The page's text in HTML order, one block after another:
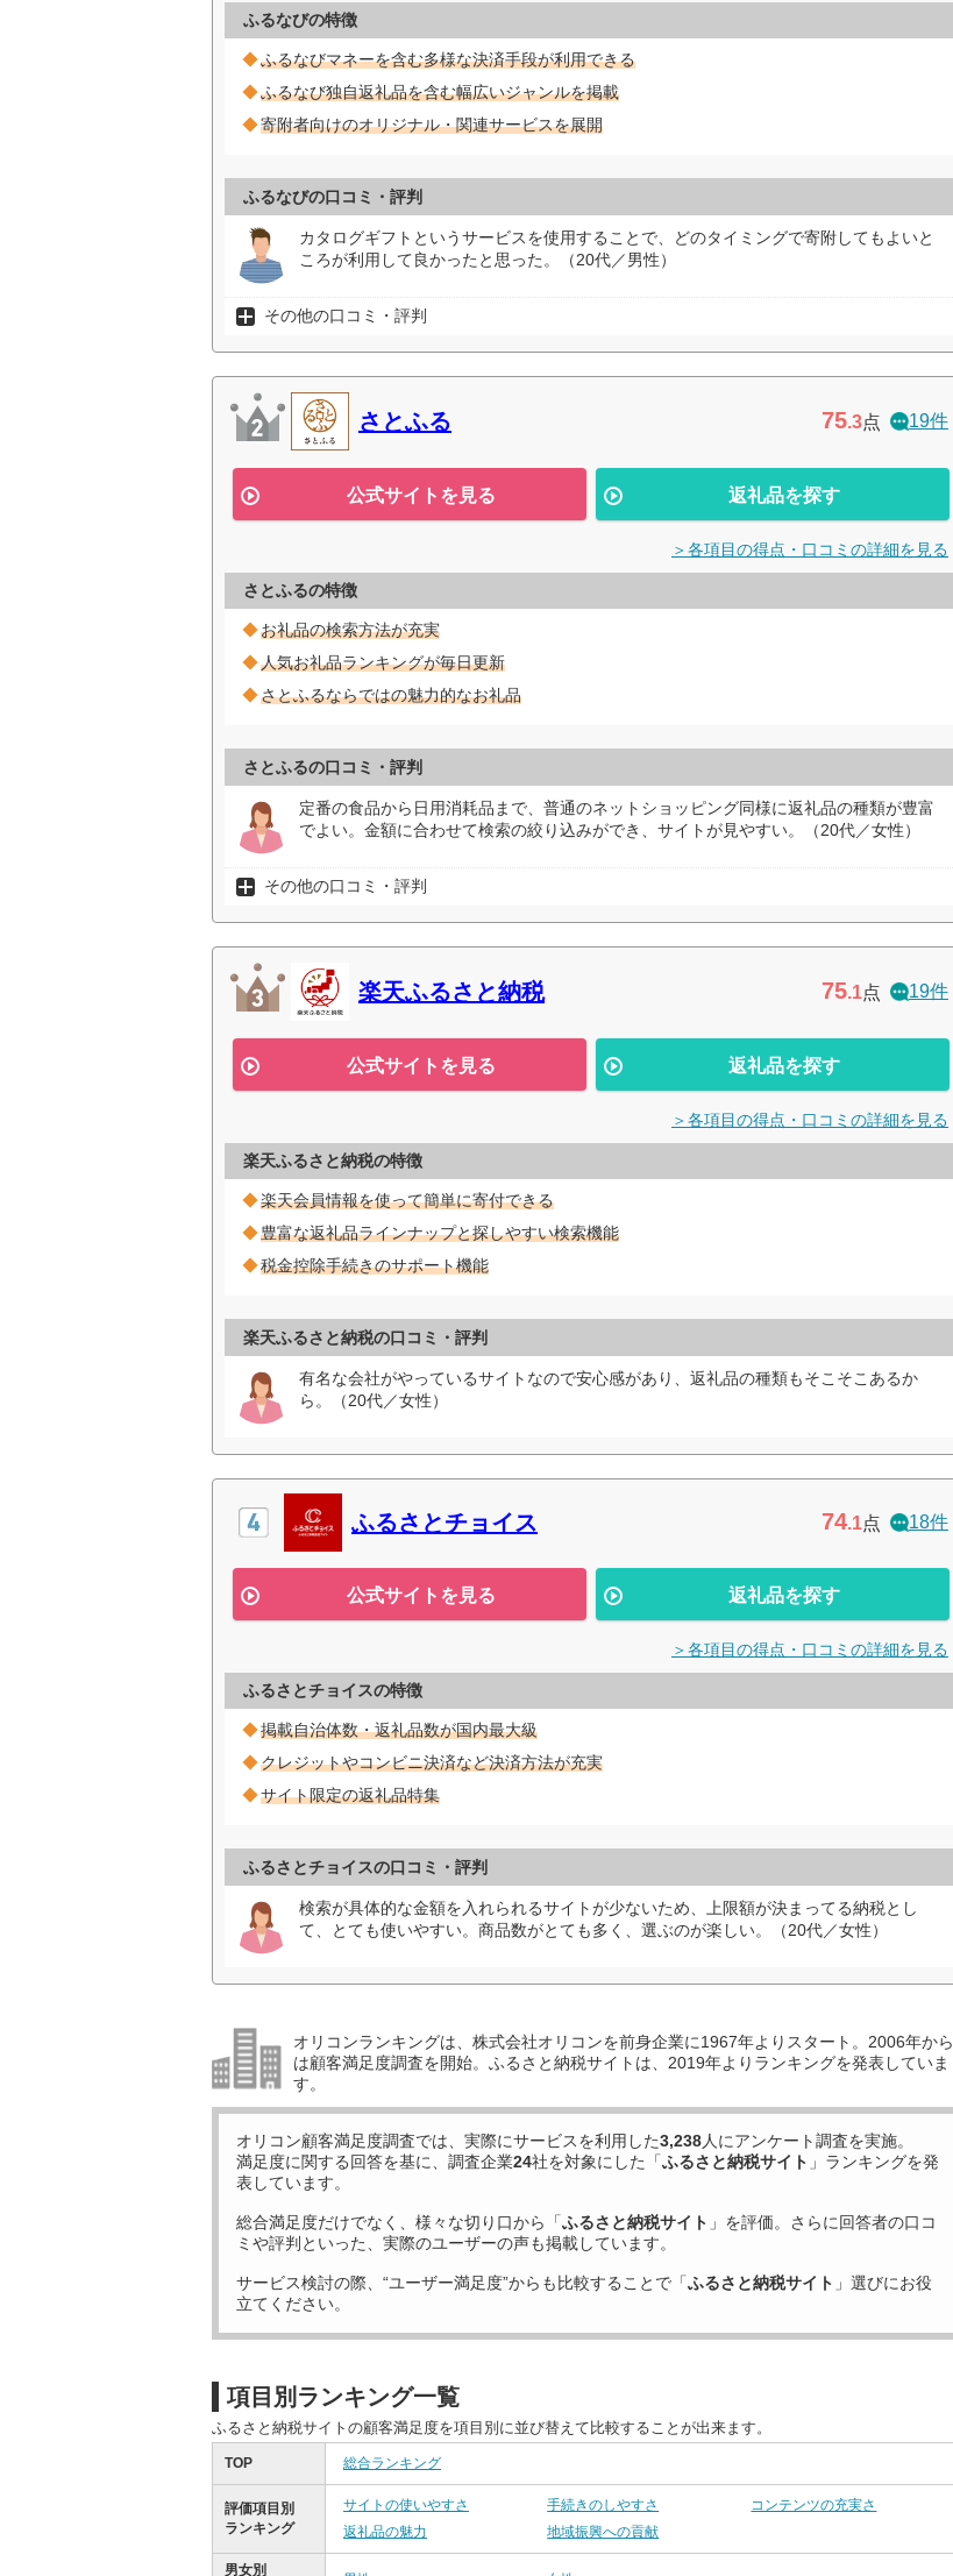
ふるなびの特徴
ふるなびマネーを含む多様な決済手段が利用できる
ふるなび独自返礼品を含む幅広いジャンルを掲載
寄附者向けのオリジナル・関連サービスを展開
ふるなびの口コミ・評判
カタログギフトというサービスを使用することで、どのタイミングで寄附してもよいと
ころが利用して良かったと思った。（20代／男性）
その他の口コミ・評判
さとふる 75.3点 19件
公式サイトを見る 返礼品を探す
＞各項目の得点・口コミの詳細を見る
さとふるの特徴
お礼品の検索方法が充実
人気お礼品ランキングが毎日更新
さとふるならではの魅力的なお礼品
さとふるの口コミ・評判
定番の食品から日用消耗品まで、普通のネットショッピング同様に返礼品の種類が豊富
でよい。金額に合わせて検索の絞り込みができ、サイトが見やすい。（20代／女性）
その他の口コミ・評判
楽天ふるさと納税 75.1点 19件
公式サイトを見る 返礼品を探す
＞各項目の得点・口コミの詳細を見る
楽天ふるさと納税の特徴
楽天会員情報を使って簡単に寄付できる
豊富な返礼品ラインナップと探しやすい検索機能
税金控除手続きのサポート機能
楽天ふるさと納税の口コミ・評判
有名な会社がやっているサイトなので安心感があり、返礼品の種類もそこそこあるか
ら。（20代／女性）
ふるさとチョイス 74.1点 18件
公式サイトを見る 返礼品を探す
＞各項目の得点・口コミの詳細を見る
ふるさとチョイスの特徴
掲載自治体数・返礼品数が国内最大級
クレジットやコンビニ決済など決済方法が充実
サイト限定の返礼品特集
ふるさとチョイスの口コミ・評判
検索が具体的な金額を入れられるサイトが少ないため、上限額が決まってる納税とし
て、とても使いやすい。商品数がとても多く、選ぶのが楽しい。（20代／女性）
オリコンランキングは、株式会社オリコンを前身企業に1967年よりスタート。2006年から
は顧客満足度調査を開始。ふるさと納税サイトは、2019年よりランキングを発表していま
す。
オリコン顧客満足度調査では、実際にサービスを利用した3,238人にアンケート調査を実施。
満足度に関する回答を基に、調査企業24社を対象にした「ふるさと納税サイト 」ランキングを発
表しています。
総合満足度だけでなく、様々な切り口から「ふるさと納税サイト 」を評価。さらに回答者の口コ
ミや評判といった、実際のユーザーの声も掲載しています。
サービス検討の際、“ユーザー満足度”からも比較することで「ふるさと納税サイト 」選びにお役
立てください。
項目別ランキング一覧
ふるさと納税サイトの顧客満足度を項目別に並び替えて比較することが出来ます。
TOP 総合ランキング
評価項目別
ランキング
サイトの使いやすさ 手続きのしやすさ
コンテンツの充実さ
返礼品の魅力
地域振興への貢献
男女別